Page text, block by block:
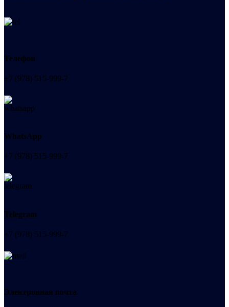
Телефон
+7 (978) 515-999-7
WhatsApp
+7 (978) 515-999-7
Telegram
+7 (978) 515-999-7
Электронная почта